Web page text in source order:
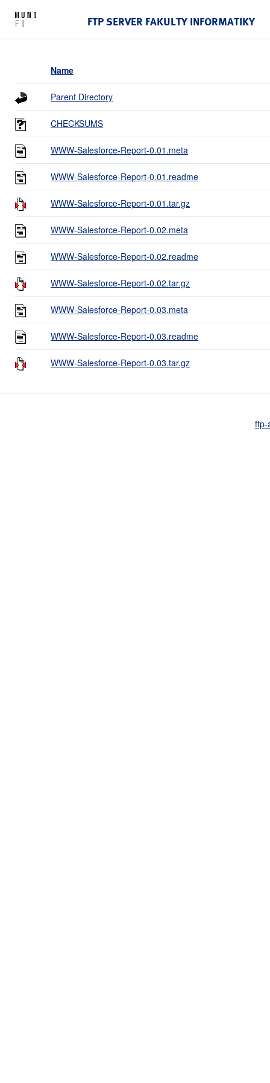
FTP SERVER FAKULTY INFORMATIKY
Name
Parent Directory
CHECKSUMS
WWW-Salesforce-Report-0.01.meta
WWW-Salesforce-Report-0.01.readme
WWW-Salesforce-Report-0.01.tar.gz
WWW-Salesforce-Report-0.02.meta
WWW-Salesforce-Report-0.02.readme
WWW-Salesforce-Report-0.02.tar.gz
WWW-Salesforce-Report-0.03.meta
WWW-Salesforce-Report-0.03.readme
WWW-Salesforce-Report-0.03.tar.gz
ftp-